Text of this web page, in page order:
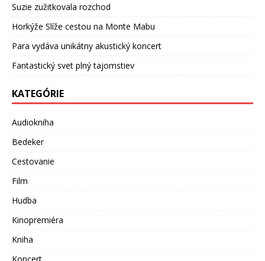
Suzie zužitkovala rozchod
Horkýže Slíže cestou na Monte Mabu
Para vydáva unikátny akustický koncert
Fantastický svet plný tajomstiev
KATEGÓRIE
Audiokniha
Bedeker
Cestovanie
Film
Hudba
Kinopremiéra
Kniha
Koncert